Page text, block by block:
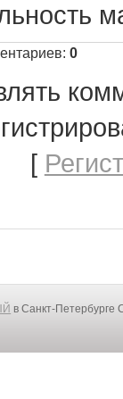
: 0
[
в Санкт-Петербурге